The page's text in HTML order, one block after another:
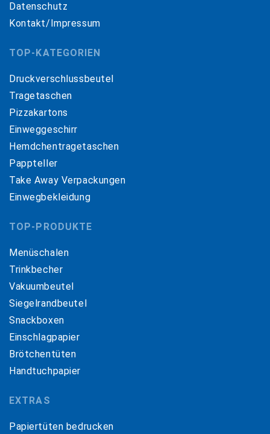
Datenschutz
Kontakt/Impressum
TOP-KATEGORIEN
Druckverschlussbeutel
Tragetaschen
Pizzakartons
Einweggeschirr
Hemdchentragetaschen
Pappteller
Take Away Verpackungen
Einwegbekleidung
TOP-PRODUKTE
Menüschalen
Trinkbecher
Vakuumbeutel
Siegelrandbeutel
Snackboxen
Einschlagpapier
Brötchentüten
Handtuchpapier
EXTRAS
Papiertüten bedrucken